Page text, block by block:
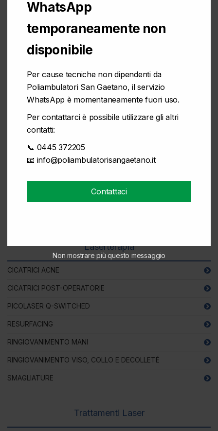
Messaggio *
acconsento al trattamento dei miei dati sensibili
per le finalità in essa indicate
acconsento al trattamento dei miei dati
personali per le comunicazioni commerciali e/o
dell’informativa (marketing)
Laserterapia
CICATRICI ACNE
CICATRICI POST-OPERATORIE
PICOLASER Q-SWITCHED
RESURFACING
RINGIOVANIMENTO MANI
RINGIOVANIMENTO VISO, COLLO E DECOLLETÉ
SMAGLIATURE
Trattamenti Laser
WhatsApp
temporaneamente non
disponibile
Per cause tecniche non dipendenti da
Poliambulatori San Gaetano, il servizio
WhatsApp è momentaneamente fuori uso.
Per contattarci è possibile utilizzare gli altri
contatti:
📞 0445 372205
📧 info@poliambulatorisangaetano.it
Contattaci
Non mostrare più questo messaggio